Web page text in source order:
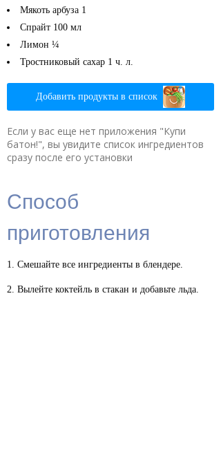
Мякоть арбуза 1
Спрайт 100 мл
Лимон ¼
Тростниковый сахар 1 ч. л.
Добавить продукты в список
Если у вас еще нет приложения "Купи
батон!", вы увидите список ингредиентов
сразу после его установки
Способ
приготовления
Смешайте все ингредиенты в блендере.
Вылейте коктейль в стакан и добавьте льда.